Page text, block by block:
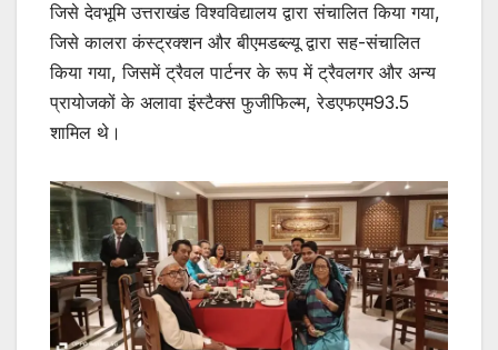
जिसे देवभूमि उत्तराखंड विश्वविद्यालय द्वारा संचालित किया गया,
जिसे कालरा कंस्ट्रक्शन और बीएमडब्ल्यू द्वारा सह-संचालित
किया गया, जिसमें ट्रैवल पार्टनर के रूप में ट्रैवलगर और अन्य
प्रायोजकों के अलावा इंस्टैक्स फुजीफिल्म, रेडएफएम93.5
शामिल थे।